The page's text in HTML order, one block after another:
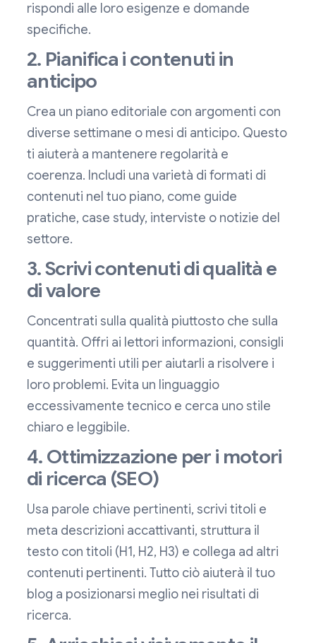
rispondi alle loro esigenze e domande
specifiche.
2. Pianifica i contenuti in
anticipo
Crea un piano editoriale con argomenti con
diverse settimane o mesi di anticipo. Questo
ti aiuterà a mantenere regolarità e
coerenza. Includi una varietà di formati di
contenuti nel tuo piano, come guide
pratiche, case study, interviste o notizie del
settore.
3. Scrivi contenuti di qualità e
di valore
Concentrati sulla qualità piuttosto che sulla
quantità. Offri ai lettori informazioni, consigli
e suggerimenti utili per aiutarli a risolvere i
loro problemi. Evita un linguaggio
eccessivamente tecnico e cerca uno stile
chiaro e leggibile.
4. Ottimizzazione per i motori
di ricerca (SEO)
Usa parole chiave pertinenti, scrivi titoli e
meta descrizioni accattivanti, struttura il
testo con titoli (H1, H2, H3) e collega ad altri
contenuti pertinenti. Tutto ciò aiuterà il tuo
blog a posizionarsi meglio nei risultati di
ricerca.